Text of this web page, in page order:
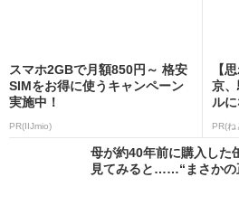
スマホ2GBで月額850円～ 格安
SIMをお得に使うキャンペーン
実施中！
PR(IIJmio)
【
京
ル
PR(ね
母が約40年前に購入し
見てみると……“まさかの